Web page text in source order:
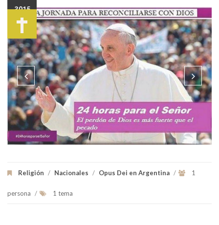
Religión / Nacionales / Opus Dei en Argentina / 1
persona / 1 tema
2015